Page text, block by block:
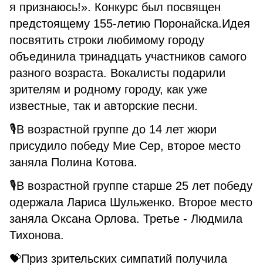
я признаюсь!». Конкурс был посвящен
предстоящему 155-летию Поронайска.Идея
посвятить строки любимому городу
объединила тринадцать участников самого
разного возраста. Вокалисты подарили
зрителям и родному городу, как уже
известные, так и авторские песни.
🎙В возрастной группе до 14 лет жюри
присудило победу Мие Сер, второе место
заняла Полина Котова.
🎙В возрастной группе старше 25 лет победу
одержала Лариса Шульженко. Второе место
заняла Оксана Орлова. Третье - Людмила
Тихонова.
💝Приз зрительских симпатий получила